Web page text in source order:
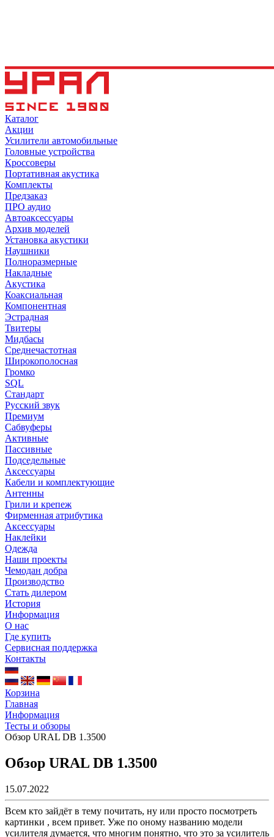
Каталог
Акции
Усилители автомобильные
Головные устройства
Кроссоверы
Портативная акустика
Комплекты
Предзаказ
ПРО аудио
Автоаксессуары
Архив моделей
Установка акустики
Наушники
Полноразмерные
Накладные
Акустика
Коаксиальная
Компонентная
Эстрадная
Твитеры
Мидбасы
Среднечастотная
Широкополосная
Громко
SQL
Стандарт
Русский звук
Премиум
Сабвуферы
Активные
Пассивные
Подседельные
Аксессуары
Кабели и комплектующие
Антенны
Грили и крепеж
Фирменная атрибутика
Аксессуары
Наклейки
Одежда
Наши проекты
Чемодан добра
Производство
Стать дилером
История
Информация
О нас
Где купить
Сервисная поддержка
Контакты
Корзина
Главная
Информация
Тесты и обзоры
Обзор URAL DB 1.3500
Обзор URAL DB 1.3500
15.07.2022
Всем кто зайдёт в тему почитать, ну или просто посмотреть
картинки , всем привет. Уже по оному названию модели
усилителя думается, что многим понятно, что это за усилитель